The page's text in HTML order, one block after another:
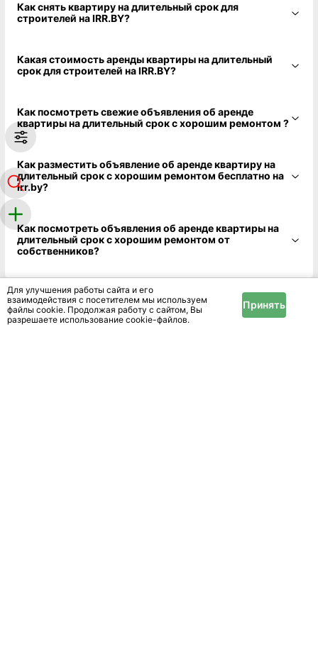
Как снять квартиру на длительный срок для
строителей на IRR.BY?
Какая стоимость аренды квартиры на длительный
срок для строителей на IRR.BY?
Как посмотреть свежие объявления об аренде
квартиры на длительный срок с хорошим ремонтом ?
Как разместить объявление об аренде квартиру на
длительный срок с хорошим ремонтом бесплатно на
irr.by?
Как посмотреть объявления об аренде квартиры на
длительный срок с хорошим ремонтом от
собственников?
Для улучшения работы сайта и его
взаимодействия с посетителем мы используем
файлы cookie. Продолжая работу с сайтом, Вы
разрешаете использование cookie-файлов.
Принять